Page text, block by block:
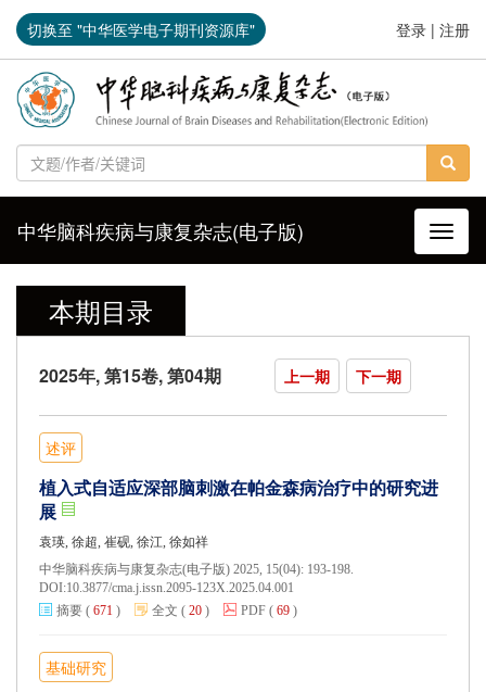
切换至 "中华医学电子期刊资源库" 登录 | 注册
导航
中华脑科疾病与康复杂志(电子版)
本期目录
2025年, 第15卷, 第04期 上一期 下一期
述评
植入式自适应深部脑刺激在帕金森病治疗中的研究进
展
袁瑛, 徐超, 崔砚, 徐江, 徐如祥
中华脑科疾病与康复杂志(电子版) 2025, 15(04): 193-198.
DOI:10.3877/cma.j.issn.2095-123X.2025.04.001
摘要 ( 671 ) 全文 ( 20 ) PDF ( 69 )
基础研究